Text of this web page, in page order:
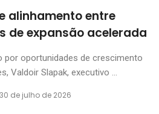
alinhamento entre
de expansão acelerada
por oportunidades de crescimento
Valdoir Slapak, executivo ...
30 de julho de 2026